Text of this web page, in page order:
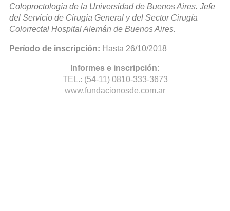
Coloproctología de la Universidad de Buenos Aires. Jefe
del Servicio de Cirugía General y del Sector Cirugía
Colorrectal Hospital Alemán de Buenos Aires.
Período de inscripción: Hasta 26/10/2018
Informes e inscripción:
TEL.: (54-11) 0810-333-3673
www.fundacionosde.com.ar